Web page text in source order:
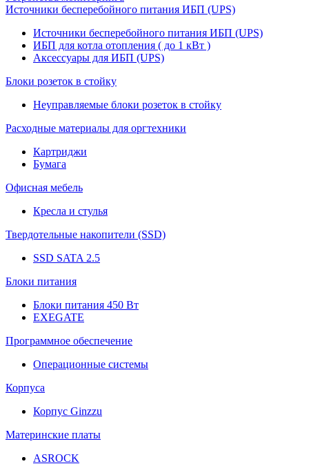
Источники бесперебойного питания ИБП (UPS)
Источники бесперебойного питания ИБП (UPS)
ИБП для котла отопления ( до 1 кВт )
Аксессуары для ИБП (UPS)
Блоки розеток в стойку
Неуправляемые блоки розеток в стойку
Расходные материалы для оргтехники
Картриджи
Бумага
Офисная мебель
Кресла и стулья
Твердотельные накопители (SSD)
SSD SATA 2.5
Блоки питания
Блоки питания 450 Вт
EXEGATE
Программное обеспечение
Операционные системы
Корпуса
Корпус Ginzzu
Материнские платы
ASROCK